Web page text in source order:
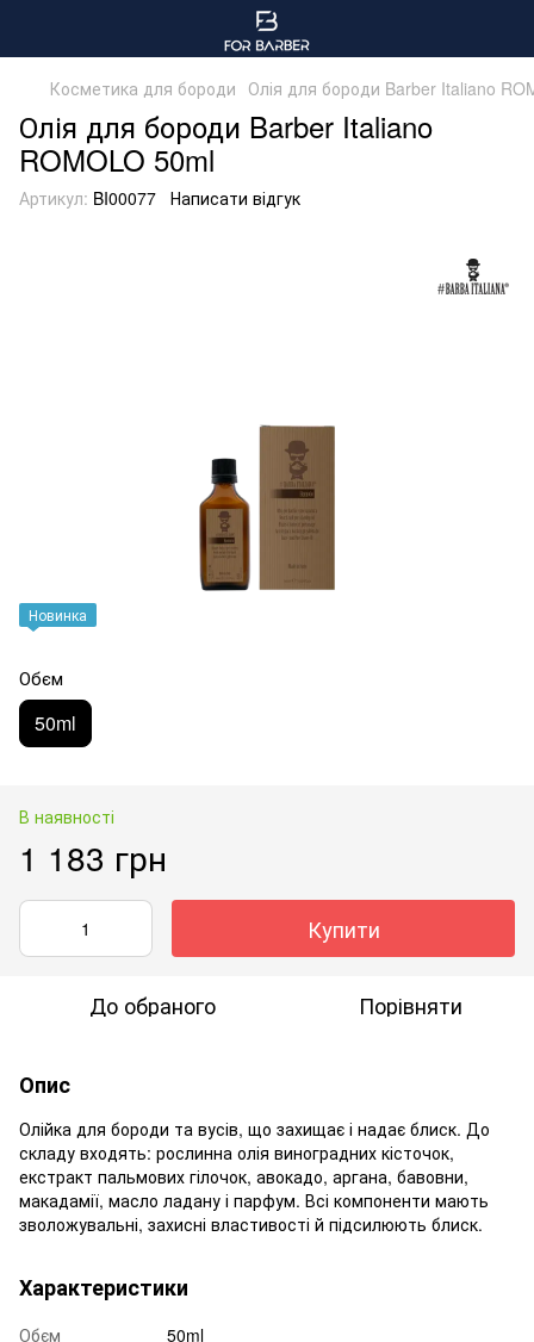
Косметика для бороди Олія для бороди Barber Italiano
Олія для бороди Barber Italiano
ROMOLO 50ml
Артикул: BI00077 Написати відгук
Новинка
Обєм
50ml
В наявності
1 183 грн
Купити
До обраного Порівняти
Опис
Олійка для бороди та вусів, що захищає і надає блиск. До
складу входять: рослинна олія виноградних кісточок,
екстракт пальмових гілочок, авокадо, аргана, бавовни,
макадамії, масло ладану і парфум. Всі компоненти мають
зволожувальні, захисні властивості й підсилюють блиск.
Характеристики
Обєм
50ml